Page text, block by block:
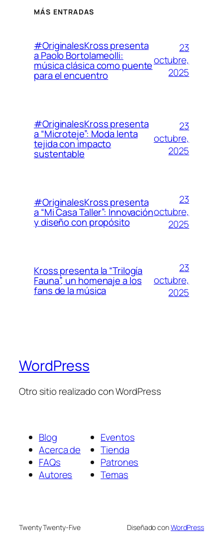
MÁS ENTRADAS
#OriginalesKross presenta
a Paolo Bortolameolli:
música clásica como puente
para el encuentro
23
octubre,
2025
#OriginalesKross presenta
a “Microteje”: Moda lenta
tejida con impacto
sustentable
23
octubre,
2025
#OriginalesKross presenta
a “Mi Casa Taller”: Innovación
y diseño con propósito
23
octubre,
2025
Kross presenta la “Trilogía
Fauna”, un homenaje a los
fans de la música
23
octubre,
2025
WordPress
Otro sitio realizado con WordPress
Blog
Acerca de
FAQs
Autores
Eventos
Tienda
Patrones
Temas
Twenty Twenty-Five Diseñado conWordPress